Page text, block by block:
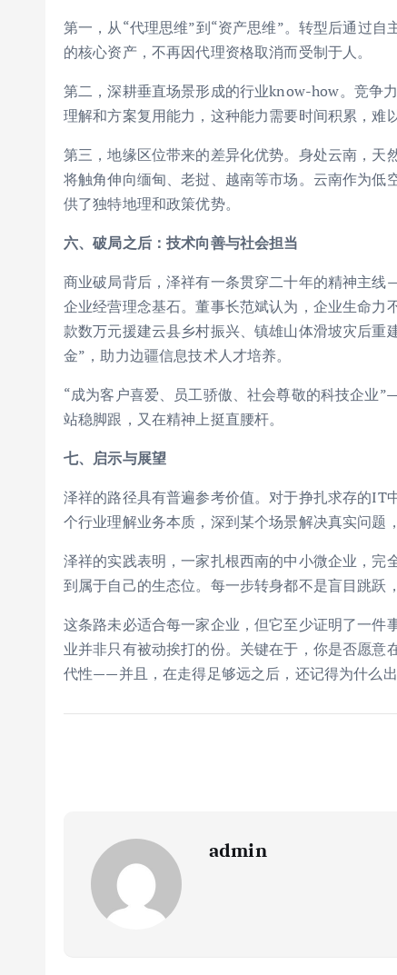
第一，从“代理思维”到“资产思维”。转型后通过
的核心资产，不再因代理资格取消而受制于人。
第二，深耕垂直场景形成的行业know-how。竞争
理解和方案复用能力，这种能力需要时间积累，难
第三，地缘区位带来的差异化优势。身处云南，
将触角伸向缅甸、老挝、越南等市场。云南作为
供了独特地理和政策优势。
六、破局之后：技术向善与社会担当
商业破局背后，泽祥有一条贯穿二十年的精神主
企业经营理念基石。董事长范斌认为，企业生命
款数万元援建云县乡村振兴、镇雄山体滑坡灾后
金”，助力边疆信息技术人才培养。
“成为客户喜爱、员工骄傲、社会尊敬的科技企业
站稳脚跟，又在精神上挺直腰杆。
七、启示与展望
泽祥的路径具有普遍参考价值。对于挣扎求存的
个行业理解业务本质，深到某个场景解决真实问题
泽祥的实践表明，一家扎根西南的中小微企业，
到属于自己的生态位。每一步转身都不是盲目跳跃
这条路未必适合每一家企业，但它至少证明了一
业并非只有被动挨打的份。关键在于，你是否愿
代性——并且，在走得足够远之后，还记得为什么出
admin